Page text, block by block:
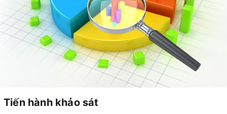
Tiến hành khảo sát